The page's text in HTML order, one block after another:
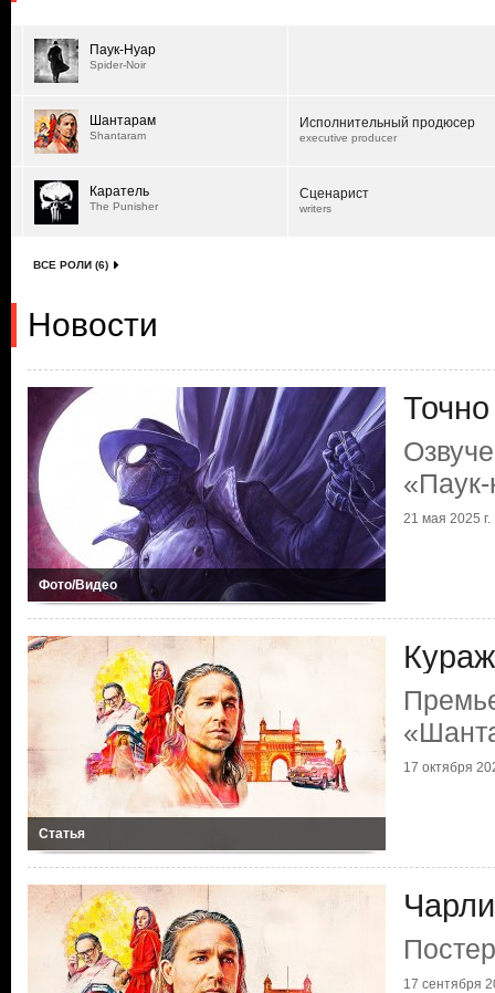
Паук-Нуар
Spider-Noir
Шантарам
Shantaram
Исполнительный продюсер
executive producer
Каратель
The Punisher
Сценарист
writers
ВСЕ РОЛИ (6)
Новости
Фото/Видео
21 мая 2025 г.
Статья
17 октября
17 сентября